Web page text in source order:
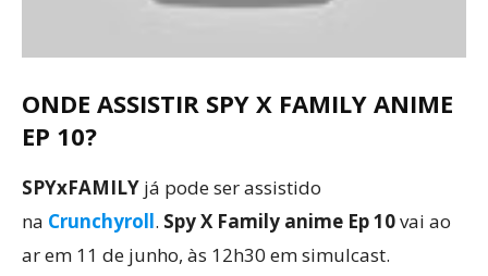
ONDE ASSISTIR SPY X FAMILY ANIME
EP 10?
SPYxFAMILY já pode ser assistido
na Crunchyroll. Spy X Family anime Ep 10vai ao
ar em 11 de junho, às 12h30 em simulcast.